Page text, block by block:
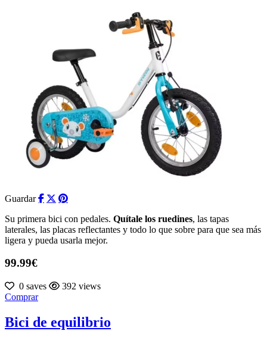
Guardar
Su primera bici con pedales. Quítale los ruedines, las tapas
laterales, las placas reflectantes y todo lo que sobre para que sea más
ligera y pueda usarla mejor.
99.99€
0 saves
392 views
Comprar
Bici de equilibrio